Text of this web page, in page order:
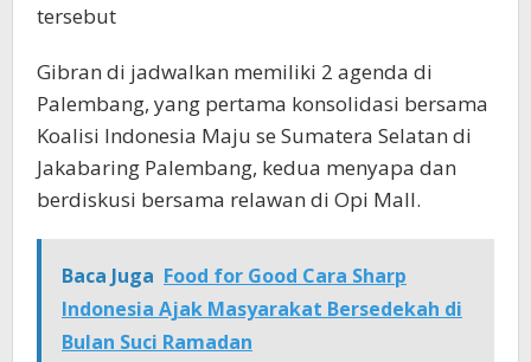
tersebut
Gibran di jadwalkan memiliki 2 agenda di
Palembang, yang pertama konsolidasi bersama
Koalisi Indonesia Maju se Sumatera Selatan di
Jakabaring Palembang, kedua menyapa dan
berdiskusi bersama relawan di Opi Mall.
Baca Juga Food for Good Cara Sharp
Indonesia Ajak Masyarakat Bersedekah di
Bulan Suci Ramadan